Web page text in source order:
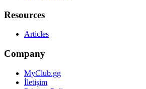
Resources
Articles
Company
MyClub.gg
İletişim